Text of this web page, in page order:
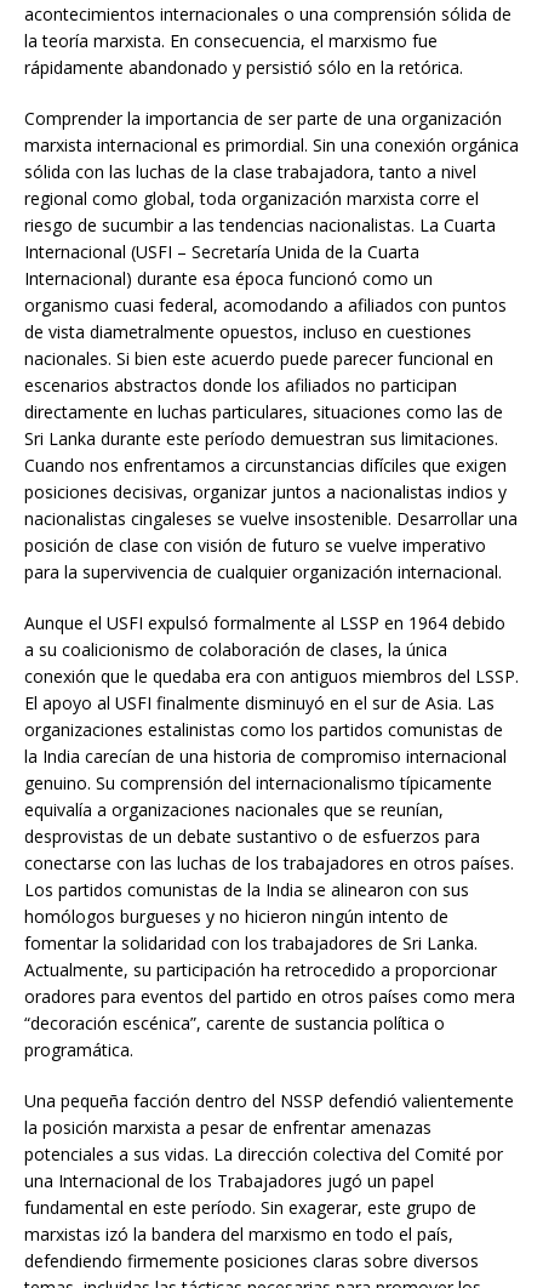
acontecimientos internacionales o una comprensión sólida de
la teoría marxista. En consecuencia, el marxismo fue
rápidamente abandonado y persistió sólo en la retórica.
Comprender la importancia de ser parte de una organización
marxista internacional es primordial. Sin una conexión orgánica
sólida con las luchas de la clase trabajadora, tanto a nivel
regional como global, toda organización marxista corre el
riesgo de sucumbir a las tendencias nacionalistas. La Cuarta
Internacional (USFI – Secretaría Unida de la Cuarta
Internacional) durante esa época funcionó como un
organismo cuasi federal, acomodando a afiliados con puntos
de vista diametralmente opuestos, incluso en cuestiones
nacionales. Si bien este acuerdo puede parecer funcional en
escenarios abstractos donde los afiliados no participan
directamente en luchas particulares, situaciones como las de
Sri Lanka durante este período demuestran sus limitaciones.
Cuando nos enfrentamos a circunstancias difíciles que exigen
posiciones decisivas, organizar juntos a nacionalistas indios y
nacionalistas cingaleses se vuelve insostenible. Desarrollar una
posición de clase con visión de futuro se vuelve imperativo
para la supervivencia de cualquier organización internacional.
Aunque el USFI expulsó formalmente al LSSP en 1964 debido
a su coalicionismo de colaboración de clases, la única
conexión que le quedaba era con antiguos miembros del LSSP.
El apoyo al USFI finalmente disminuyó en el sur de Asia. Las
organizaciones estalinistas como los partidos comunistas de
la India carecían de una historia de compromiso internacional
genuino. Su comprensión del internacionalismo típicamente
equivalía a organizaciones nacionales que se reunían,
desprovistas de un debate sustantivo o de esfuerzos para
conectarse con las luchas de los trabajadores en otros países.
Los partidos comunistas de la India se alinearon con sus
homólogos burgueses y no hicieron ningún intento de
fomentar la solidaridad con los trabajadores de Sri Lanka.
Actualmente, su participación ha retrocedido a proporcionar
oradores para eventos del partido en otros países como mera
“decoración escénica”, carente de sustancia política o
programática.
Una pequeña facción dentro del NSSP defendió valientemente
la posición marxista a pesar de enfrentar amenazas
potenciales a sus vidas. La dirección colectiva del Comité por
una Internacional de los Trabajadores jugó un papel
fundamental en este período. Sin exagerar, este grupo de
marxistas izó la bandera del marxismo en todo el país,
defendiendo firmemente posiciones claras sobre diversos